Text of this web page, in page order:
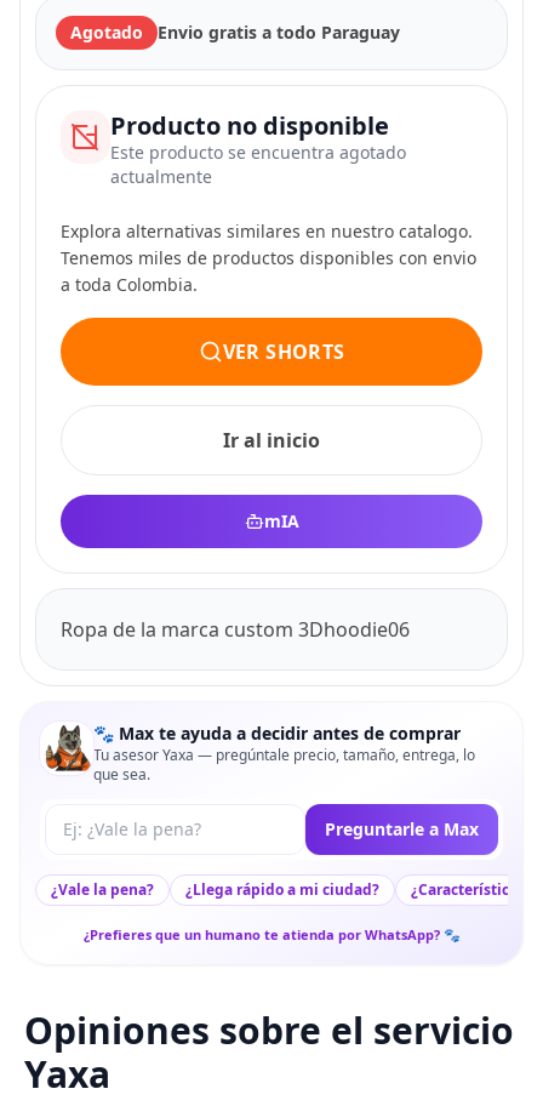
Agotado Envio gratis a todo Paraguay
Producto no disponible
Este producto se encuentra agotado
actualmente
Explora alternativas similares en nuestro catalogo.
Tenemos miles de productos disponibles con envio
a toda Colombia.
VER SHORTS
Ir al inicio
mIA
Ropa de la marca custom 3Dhoodie06
🐾 Max te ayuda a decidir antes de comprar
Tu asesor Yaxa — pregúntale precio, tamaño, entrega, lo
que sea.
Tu pregunta a Max Preguntarle a Max
¿Vale la pena? ¿Llega rápido a mi ciudad? ¿Características
¿Prefieres que un humano te atienda por WhatsApp? 🐾
Opiniones sobre el servicio
Yaxa